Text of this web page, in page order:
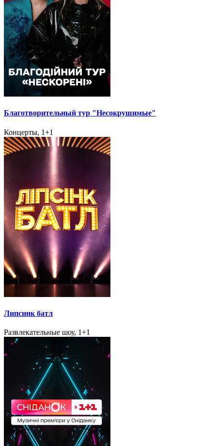
Благотворительный тур "Несокрушимые"
Концерты, 1+1
Липсинк батл
Развлекательные шоу, 1+1